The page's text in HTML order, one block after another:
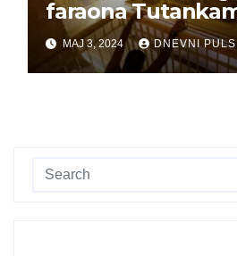
faraona
ljude
MAJ 3, 2024 DNEVNI PULS